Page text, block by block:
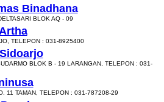
Binadhana
BLOK AQ - 09
TELEPON : 031-8925400
BLOK B - 19 LARANGAN, TELEPON : 031-
11 TAMAN, TELEPON : 031-787208-29